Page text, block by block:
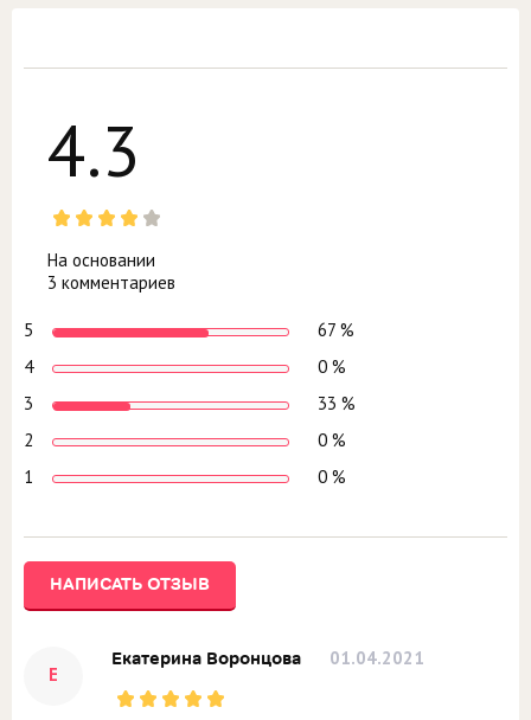
4.3
На основании
3 комментариев
5
67 %
4
0 %
3
33 %
2
0 %
1
0 %
НАПИСАТЬ ОТЗЫВ
Е
Екатерина Воронцова 01.04.2021